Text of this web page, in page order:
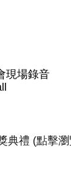
現場錄音
典禮 (點擊